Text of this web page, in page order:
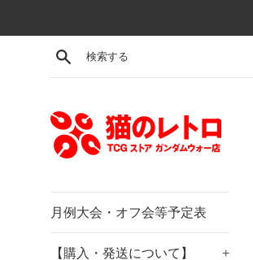
検索する
月例大会・オフ会等予定表
【購入・発送について】 +